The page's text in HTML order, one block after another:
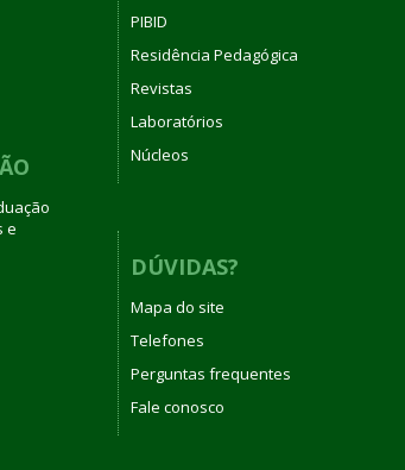
e
PIBID
Residência Pedagógica
Revistas
Laboratórios
Núcleos
DÚVIDAS?
Mapa do site
Telefones
Perguntas frequentes
Fale conosco